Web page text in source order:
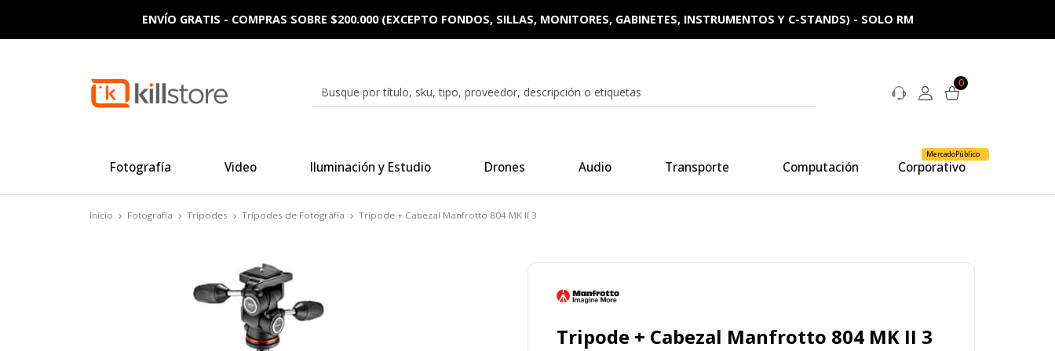
0
Fotografía Video Iluminación y Estudio Drones Audio Transporte Computación Corporativo
MercadoPúblico
ENVÍO GRATIS - COMPRAS SOBRE $200.000 (EXCEPTO FONDOS, SILLAS, MONITORES, GABINETES, INSTRUMENTOS Y C-STANDS) - SOLO RM
Inicio Fotografía Trípodes Trípodes de Fotografía Tripode + Cabezal Manfrotto 804 MK II 3
Tripode + Cabezal Manfrotto 804 MK II 3